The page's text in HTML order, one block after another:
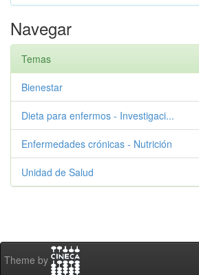
Navegar
Temas
Bienestar
Dieta para enfermos - Investigaci...
Enfermedades crónicas - Nutrición
Unidad de Salud
Theme by